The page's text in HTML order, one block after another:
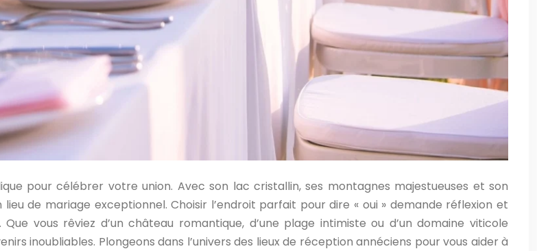
pour célébrer votre union. Avec son lac cristallin, ses montagnes majestueuses et son
de mariage exceptionnel. Choisir l’endroit parfait pour dire « oui » demande réflexion et
vous rêviez d’un château romantique, d’une plage intimiste ou d’un domaine viticole
inoubliables. Plongeons dans l’univers des lieux de réception annéciens pour vous aider à